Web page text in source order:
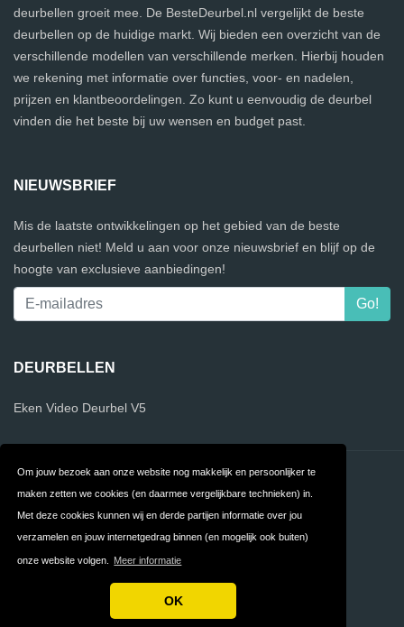
Om jouw bezoek aan onze website nog makkelijk en persoonlijker te
maken zetten we cookies (en daarmee vergelijkbare technieken) in.
Met deze cookies kunnen wij en derde partijen informatie over jou
verzamelen en jouw internetgedrag binnen (en mogelijk ook buiten)
onze website volgen. Meer informatie
OK
deurbellen groeit mee. De BesteDeurbel.nl vergelijkt de beste
deurbellen op de huidige markt. Wij bieden een overzicht van de
verschillende modellen van verschillende merken. Hierbij houden
we rekening met informatie over functies, voor- en nadelen,
prijzen en klantbeoordelingen. Zo kunt u eenvoudig de deurbel
vinden die het beste bij uw wensen en budget past.
NIEUWSBRIEF
Mis de laatste ontwikkelingen op het gebied van de beste
deurbellen niet! Meld u aan voor onze nieuwsbrief en blijf op de
hoogte van exclusieve aanbiedingen!
DEURBELLEN
Eken Video Deurbel V5
Contact Privacy
Algemene
Voorwaarden
FAQ
Copyright © 2026 Beste Deurbel